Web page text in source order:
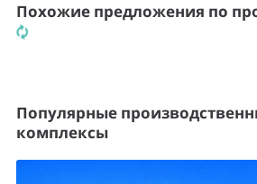
Похожие предложения по
Популярные
комплексы